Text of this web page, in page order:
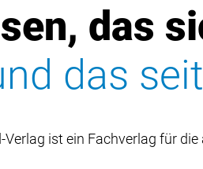
das
das
Verlag ist ein Fachverlag für